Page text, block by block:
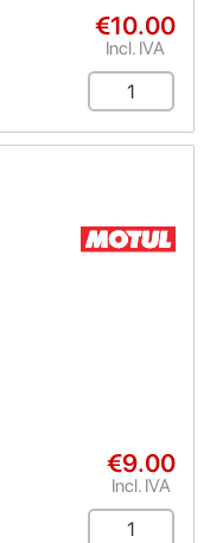
€10.00
Incl. IVA
€9.00
Incl. IVA